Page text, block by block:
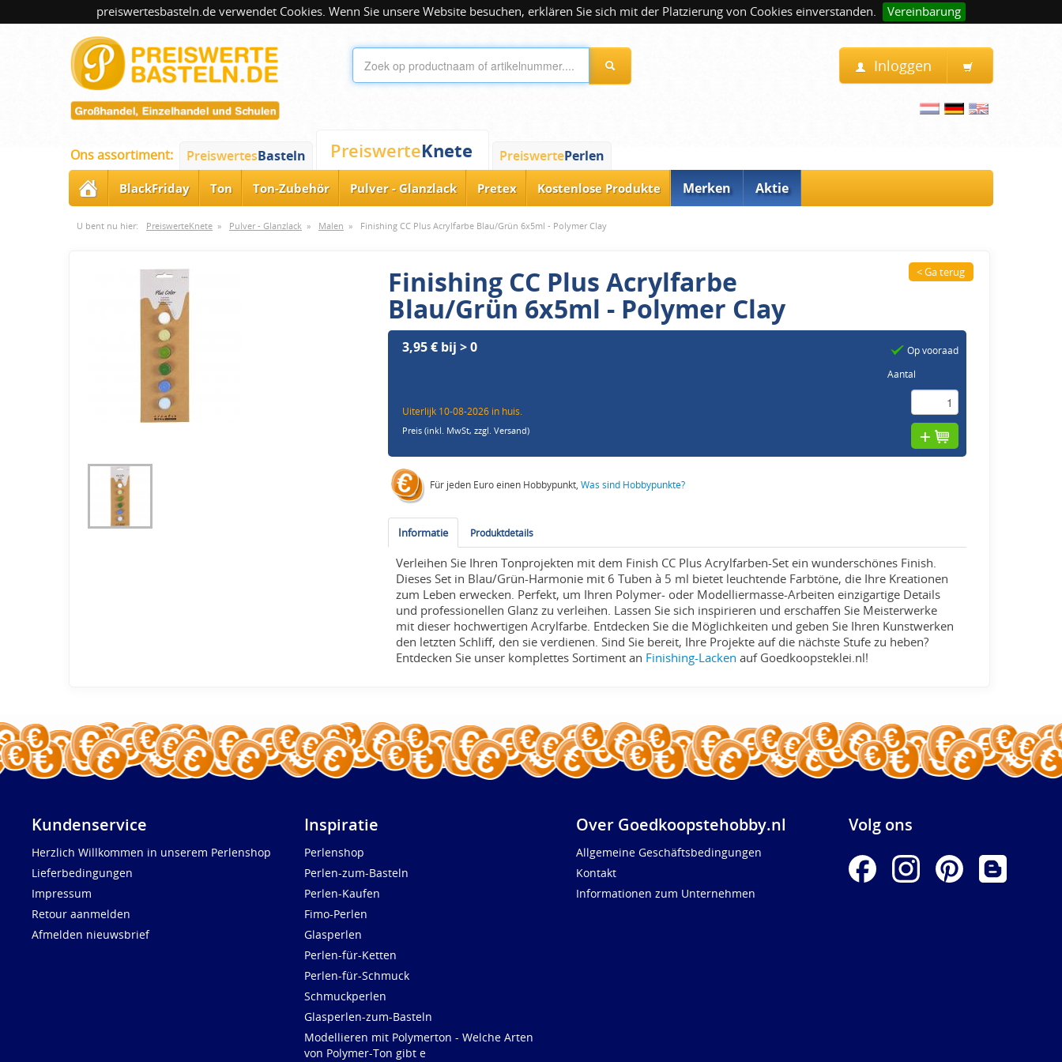
preiswertesbasteln.de verwendet Cookies. Wenn Sie unsere Website besuchen, erklären Sie sich mit der Platzierung von Cookies einverstanden. Vereinbarung
Inloggen
Ons assortiment: PreiswertesBasteln PreiswerteKnete PreiswertePerlen
BlackFriday Ton Ton-Zubehör Pulver - Glanzlack Pretex Kostenlose Produkte Merken Aktie
U bent nu hier: PreiswerteKnete » Pulver - Glanzlack » Malen » Finishing CC Plus Acrylfarbe Blau/Grün 6x5ml - Polymer Clay
Finishing CC Plus Acrylfarbe
Blau/Grün 6x5ml - Polymer Clay
< Ga terug
3,95 € bij > 0
Uiterlijk 10-08-2026 in huis.
Preis (inkl. MwSt,zzgl. Versand)
Op vooraad
Aantal
Für jeden Euro einen Hobbypunkt,Was sind Hobbypunkte?
Informatie Produktdetails
Verleihen Sie Ihren Tonprojekten mit dem Finish CC Plus Acrylfarben-Set ein wunderschönes Finish.
Dieses Set in Blau/Grün-Harmonie mit 6 Tuben à 5 ml bietet leuchtende Farbtöne, die Ihre Kreationen
zum Leben erwecken. Perfekt, um Ihren Polymer- oder Modelliermasse-Arbeiten einzigartige Details
und professionellen Glanz zu verleihen. Lassen Sie sich inspirieren und erschaffen Sie Meisterwerke
mit dieser hochwertigen Acrylfarbe. Entdecken Sie die Möglichkeiten und geben Sie Ihren Kunstwerken
den letzten Schliff, den sie verdienen. Sind Sie bereit, Ihre Projekte auf die nächste Stufe zu heben?
Entdecken Sie unser komplettes Sortiment an Finishing-Lacken auf Goedkoopsteklei.nl!
Kundenservice
Herzlich Willkommen in unserem Perlenshop
Lieferbedingungen
Impressum
Retour aanmelden
Afmelden nieuwsbrief
Inspiratie
Perlenshop
Perlen-zum-Basteln
Perlen-Kaufen
Fimo-Perlen
Glasperlen
Perlen-für-Ketten
Perlen-für-Schmuck
Schmuckperlen
Glasperlen-zum-Basteln
Modellieren mit Polymerton - Welche Arten
von Polymer-Ton gibt e
Over Goedkoopstehobby.nl
Allgemeine Geschäftsbedingungen
Kontakt
Informationen zum Unternehmen
Volg ons